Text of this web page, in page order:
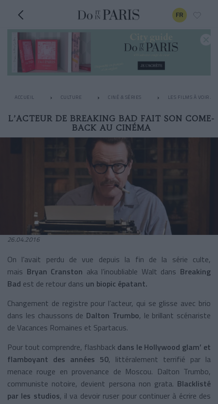
FR
ACCUEIL CULTURE CINÉ & SÉRIES LES FILMS À VOIR
L’ACTEUR DE BREAKING BAD FAIT SON COME-
BACK AU CINÉMA
26.04.2016
On l’avait perdu de vue depuis la fin de la série culte,
mais Bryan Cranston aka l’inoubliable Walt dans Breaking
Bad est de retour dans un biopic épatant.
Changement de registre pour l’acteur, qui se glisse avec brio
dans les chaussons de Dalton Trumbo, le brillant scénariste
de Vacances Romaines et Spartacus.
Pour tout comprendre, flashback dans le Hollywood glam’ et
flamboyant des années 50, littéralement terrifié par la
menace rouge en provenance de Moscou. Dalton Trumbo,
communiste notoire, devient persona non grata. Blacklisté
par les studios, il va devoir ruser pour continuer à écrire des